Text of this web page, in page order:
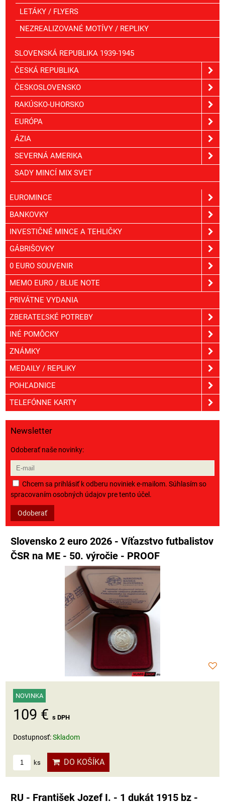
LETÁKY / FLYERS
NEZREALIZOVANÉ MOTÍVY / REPLIKY
SLOVENSKÁ REPUBLIKA 1939-1945
ČESKÁ REPUBLIKA
ČESKOSLOVENSKO
RAKÚSKO-UHORSKO
EURÓPA
ÁZIA
SEVERNÁ AMERIKA
SADY MINCÍ MIX SVET
EUROMINCE
BANKOVKY
INVESTIČNÉ MINCE A TEHLIČKY
GÁBRIŠOVKY
0 EURO SOUVENIR
MEMO EURO / BLUE NOTE
PRIVÁTNE VYDANIA
ZBERATEĽSKÉ POTREBY
INÉ POMÔCKY
ZNÁMKY
MEDAILY / REPLIKY
POHĽADNICE
TELEFÓNNE KARTY
Newsletter
Odoberať naše novinky:
Chcem sa prihlásiť k odberu noviniek e-mailom. Súhlasím so
spracovaním osobných údajov pre tento účel.
Odoberať
Slovensko 2 euro 2026 - Víťazstvo futbalistov
ČSR na ME - 50. výročie - PROOF
NOVINKA
109 € s DPH
Dostupnosť:Skladom
ks DO KOŠÍKA
RU - František Jozef I. - 1 dukát 1915 bz -